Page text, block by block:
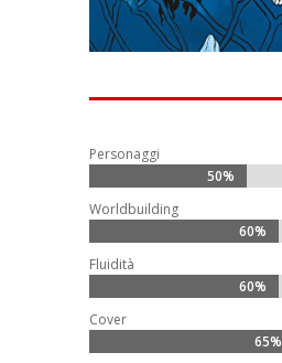
Personaggi
50%
50%
Worldbuilding
60%
60%
Fluidità
60%
60%
Cover
65%
65%